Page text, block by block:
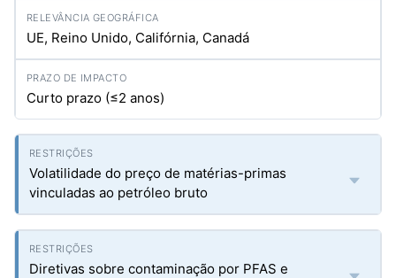
UE, Reino Unido, Califórnia, Canadá
Curto prazo (≤2 anos)
Volatilidade do preço de matérias-primas
vinculadas ao petróleo bruto
Diretivas sobre contaminação por PFAS e